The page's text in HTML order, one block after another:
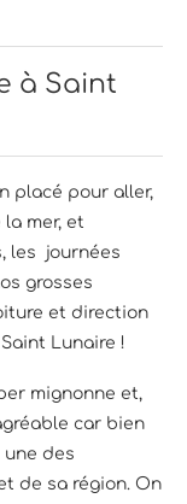
à Saint
placé pour aller,
mer, et
les journées
grosses
et direction
Lunaire !
mignonne et,
car bien
une des
de sa région. On